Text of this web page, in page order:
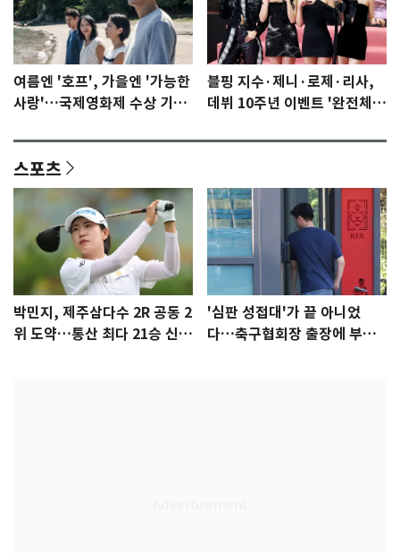
여름엔 '호프', 가을엔 '가능한
사랑'…국제영화제 수상 기대
블핑 지수·제니·로제·리사,
데뷔 10주년 이벤트 '완전체'
스포츠
박민지, 제주삼다수 2R 공동 2
위 도약…통산 최다 21승 신기
'심판 성접대'가 끝 아니었
다…축구협회장 출장에 부인